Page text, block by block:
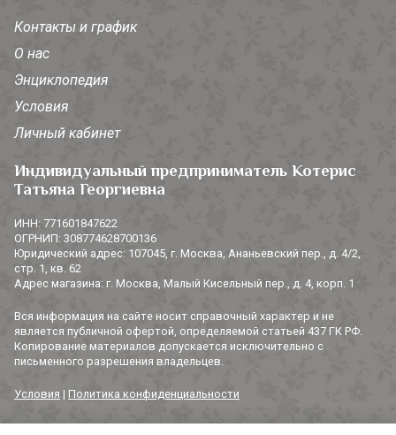
Контакты и график
О нас
Энциклопедия
Условия
Личный кабинет
Индивидуальный предприниматель Котерис
Татьяна Георгиевна
ИНН: 771601847622
ОГРНИП: 308774628700136
Юридический адрес: 107045, г. Москва, Ананьевский пер., д. 4/2,
стр. 1, кв. 62
Адрес магазина: г. Москва, Малый Кисельный пер., д. 4, корп. 1
Вся информация на сайте носит справочный характер и не
является публичной офертой, определяемой статьей 437 ГК РФ.
Копирование материалов допускается исключительно с
письменного разрешения владельцев.
Условия | Политика конфиденциальности